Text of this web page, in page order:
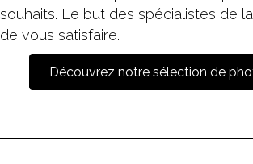
souhaits. Le but des spécialistes de
de vous satisfaire.
Découvrez notre sélection de